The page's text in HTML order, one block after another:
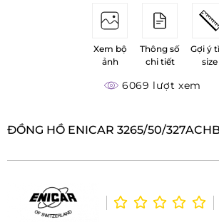
Xem bộ
ảnh
Thông số
chi tiết
Gợi ý
size
6069 lượt xem
ĐỒNG HỒ ENICAR 3265/50/